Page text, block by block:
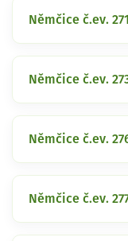
Němčice č.ev. 271
Němčice č.ev.
Němčice č.ev.
Němčice č.ev.